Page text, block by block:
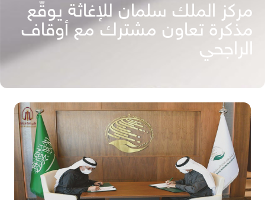
مركز الملك سلمان للإغاثة يوقّع
مذكرة تعاون مشترك مع أوقاف
الراجحي